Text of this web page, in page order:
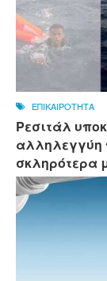
ΕΠΙΚΑΙΡΟΤΗΤΑ
Ρεσιτάλ
αλληλεγγύη
σκληρότερα